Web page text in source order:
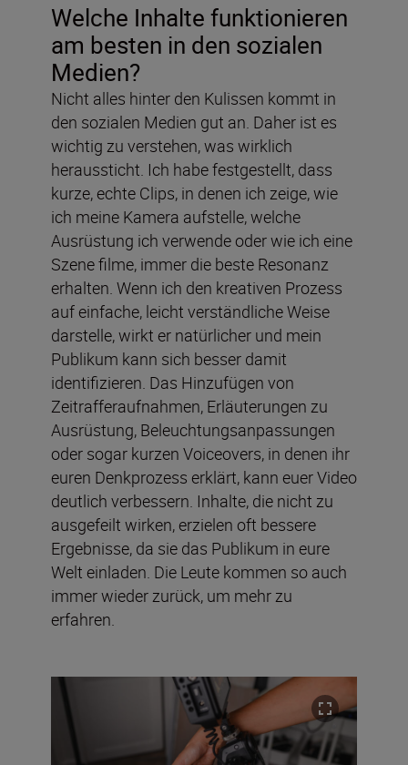
Welche Inhalte funktionieren
am besten in den sozialen
Medien?
Nicht alles hinter den Kulissen kommt in
den sozialen Medien gut an. Daher ist es
wichtig zu verstehen, was wirklich
heraussticht. Ich habe festgestellt, dass
kurze, echte Clips, in denen ich zeige, wie
ich meine Kamera aufstelle, welche
Ausrüstung ich verwende oder wie ich eine
Szene filme, immer die beste Resonanz
erhalten. Wenn ich den kreativen Prozess
auf einfache, leicht verständliche Weise
darstelle, wirkt er natürlicher und mein
Publikum kann sich besser damit
identifizieren. Das Hinzufügen von
Zeitrafferaufnahmen, Erläuterungen zu
Ausrüstung, Beleuchtungsanpassungen
oder sogar kurzen Voiceovers, in denen ihr
euren Denkprozess erklärt, kann euer Video
deutlich verbessern. Inhalte, die nicht zu
ausgefeilt wirken, erzielen oft bessere
Ergebnisse, da sie das Publikum in eure
Welt einladen. Die Leute kommen so auch
immer wieder zurück, um mehr zu
erfahren.